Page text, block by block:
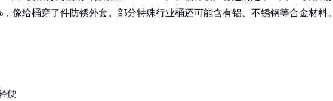
像给桶穿了件防锈外套。部分特殊行业桶还可能含有铝、不锈钢等合金材料。
便